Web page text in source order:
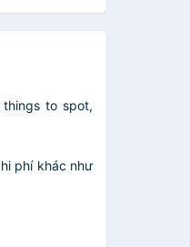
to spot,
phí khác như